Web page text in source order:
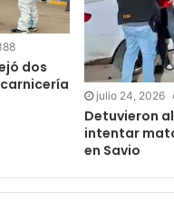
dos
julio 24, 2026
Detuvieron
intentar
en Savio